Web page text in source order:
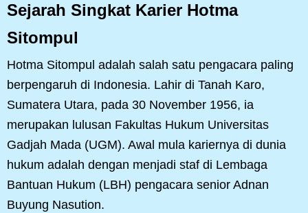
Sejarah Singkat Karier Hotma
Sitompul
Hotma Sitompul adalah salah satu pengacara paling
berpengaruh di Indonesia. Lahir di Tanah Karo,
Sumatera Utara, pada 30 November 1956, ia
merupakan lulusan Fakultas Hukum Universitas
Gadjah Mada (UGM). Awal mula kariernya di dunia
hukum adalah dengan menjadi staf di Lembaga
Bantuan Hukum (LBH) pengacara senior Adnan
Buyung Nasution.